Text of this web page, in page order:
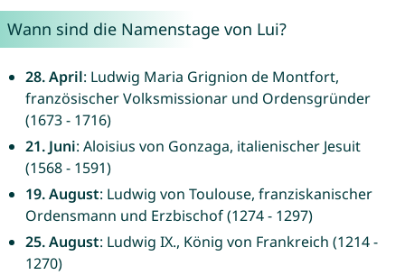
Wann sind die Namenstage von Lui?
28. April: Ludwig Maria Grignion de Montfort,
französischer Volksmissionar und Ordensgründer
(1673 - 1716)
21. Juni: Aloisius von Gonzaga, italienischer Jesuit
(1568 - 1591)
19. August: Ludwig von Toulouse, franziskanischer
Ordensmann und Erzbischof (1274 - 1297)
25. August: Ludwig IX., König von Frankreich (1214 -
1270)